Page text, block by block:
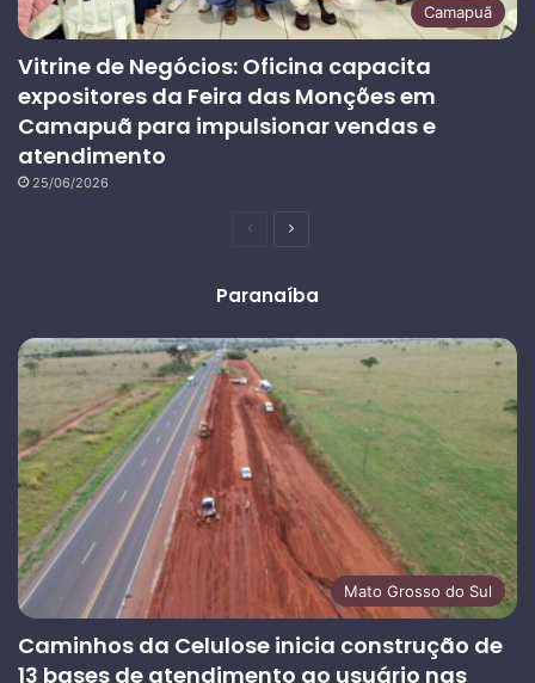
Camapuã
Vitrine de Negócios: Oficina capacita
expositores da Feira das Monções em
Camapuã para impulsionar vendas e
atendimento
25/06/2026
PáginaPróxima
Paranaíba
Mato Grosso do Sul
Caminhos da Celulose inicia construção de
13 bases de atendimento ao usuário nas